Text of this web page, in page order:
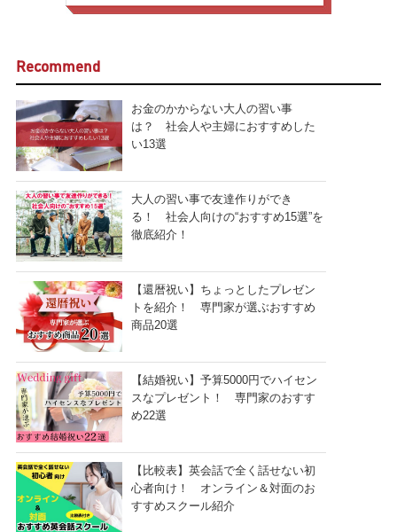
Recommend
お金のかからない大人の習い事
は？ 社会人や主婦におすすめした
い13選
大人の習い事で友達作りができ
る！ 社会人向けの“おすすめ15選”を
徹底紹介！
【還暦祝い】ちょっとしたプレゼン
トを紹介！ 専門家が選ぶおすすめ
商品20選
【結婚祝い】予算5000円でハイセン
スなプレゼント！ 専門家のおすす
め22選
【比較表】英会話で全く話せない初
心者向け！ オンライン＆対面のお
すすめスクール紹介